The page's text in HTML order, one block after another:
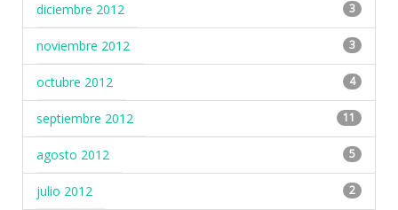
diciembre 2012 3
noviembre 2012 3
octubre 2012 4
septiembre 2012 11
agosto 2012 5
julio 2012 2